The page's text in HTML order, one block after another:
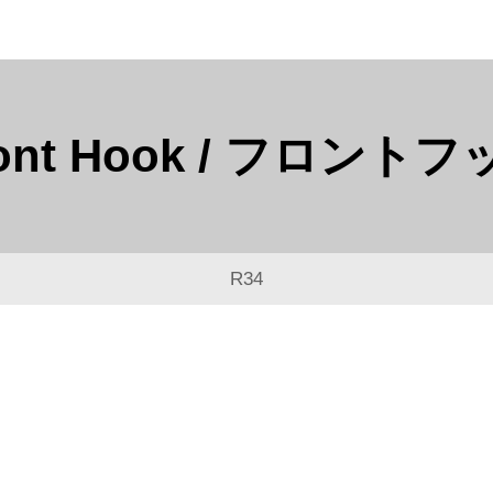
Hook / フロントフ
R34